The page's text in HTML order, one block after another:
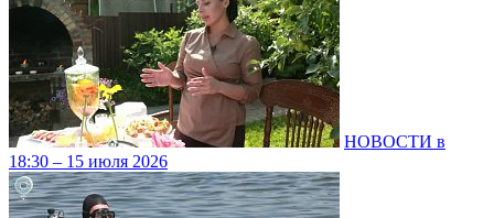
НОВОСТИ в
18:30 – 15 июля 2026